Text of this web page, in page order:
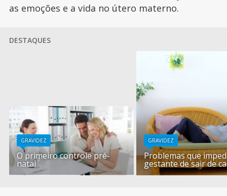
as emoções e a vida no útero materno.
DESTAQUES
GRAVIDEZ
O primeiro controle pré-
natal
GRAVIDEZ
Problemas que
gestante de sair de